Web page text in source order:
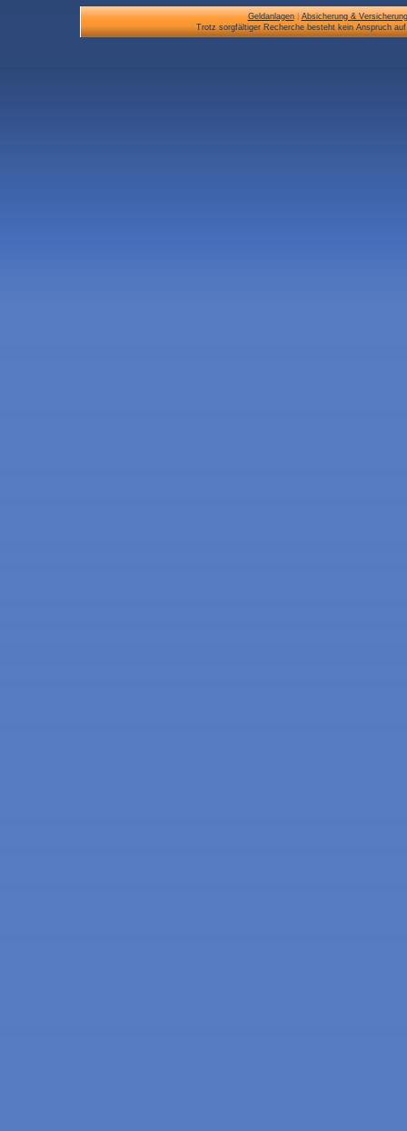
Geldanlagen|Absicherung &
Trotz sorgfältiger Recherche besteht kein Anspruch